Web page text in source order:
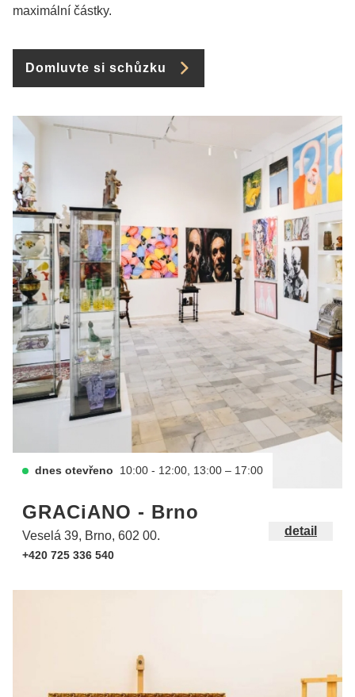
maximální částky.
Domluvte si schůzku
dnes otevřeno 10:00 - 12:00, 13:00 – 17:00
GRACiANO - Brno
Veselá 39, Brno, 602 00.
+420 725 336 540
detail